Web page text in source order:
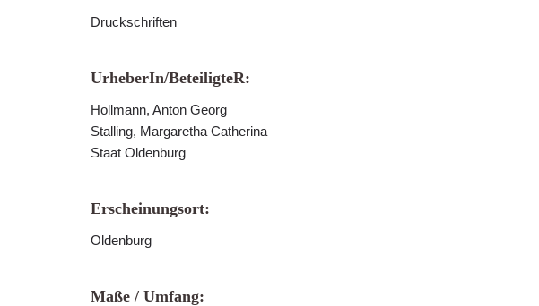
Druckschriften
UrheberIn/BeteiligteR:
Hollmann, Anton Georg
Stalling, Margaretha Catherina
Staat Oldenburg
Erscheinungsort:
Oldenburg
Maße / Umfang: